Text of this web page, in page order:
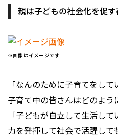
親は子どもの社会化を促す
※画像はイメージです
「なんのために子育てをし
子育て中の皆さんはどのよう
「子どもが自立して生活し
力を発揮して社会で活躍し